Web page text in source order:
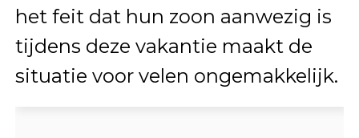
het feit dat hun zoon aanwezig is
tijdens deze vakantie maakt de
situatie voor velen ongemakkelijk.